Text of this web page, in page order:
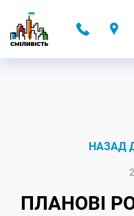
НАЗАД
ПЛАНОВІ